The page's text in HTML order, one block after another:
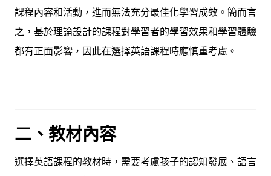
課程內容和活動，進而無法充分最佳化學習成效。簡而言
之，基於理論設計的課程對學習者的學習效果和學習體驗
都有正面影響，因此在選擇英語課程時應慎重考慮。
二、教材內容
選擇英語課程的教材時，需要考慮孩子的認知發展、語言